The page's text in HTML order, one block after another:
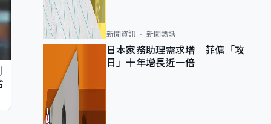
新聞資訊 新聞熱話
日本家務助理需求增 菲傭「攻
日」十年增長近一倍